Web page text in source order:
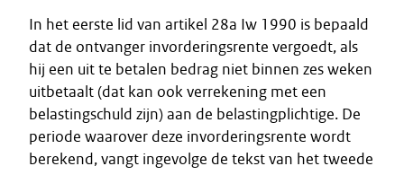
In het eerste lid van artikel 28a Iw 1990 is bepaald
dat de ontvanger invorderingsrente vergoedt, als
hij een uit te betalen bedrag niet binnen zes weken
uitbetaalt (dat kan ook verrekening met een
belastingschuld zijn) aan de belastingplichtige. De
periode waarover deze invorderingsrente wordt
berekend, vangt ingevolge de tekst van het tweede